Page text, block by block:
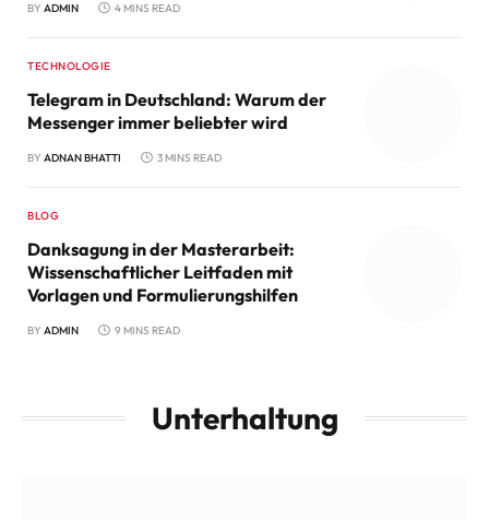
BY ADMIN 4 MINS READ
TECHNOLOGIE
Telegram in Deutschland: Warum der
Messenger immer beliebter wird
BY ADNAN BHATTI 3 MINS READ
BLOG
Danksagung in der Masterarbeit:
Wissenschaftlicher Leitfaden mit
Vorlagen und Formulierungshilfen
BY ADMIN 9 MINS READ
Unterhaltung